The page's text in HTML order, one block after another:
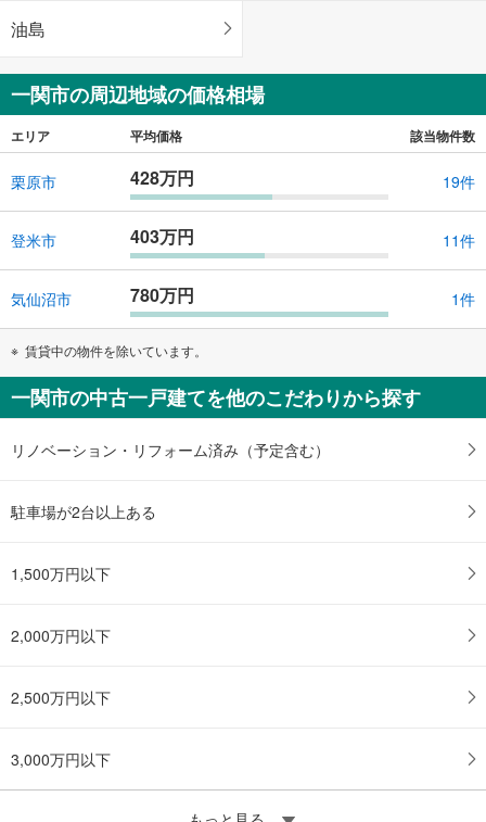
油島
一関市の周辺地域の価格相場
エリア 平均価格 該当物件数
栗原市 428万円 19件
登米市 403万円 11件
気仙沼市 780万円 1件
賃貸中の物件を除いています。
一関市の中古一戸建てを他のこだわりから探す
リノベーション・リフォーム済み（予定含む）
駐車場が2台以上ある
1,500万円以下
2,000万円以下
2,500万円以下
3,000万円以下